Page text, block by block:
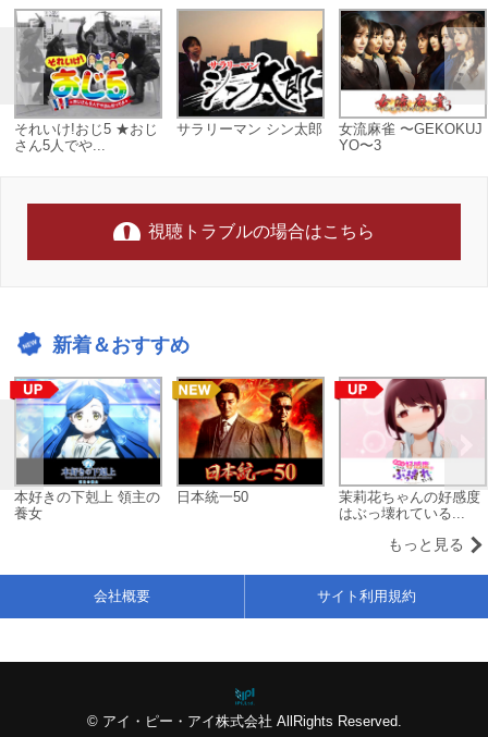
それいけ!おじ5 ★おじ
さん5人でや...
サラリーマン シン太郎
女流麻雀 〜GEKOKUJ
YO〜3
視聴トラブルの場合はこちら
新着＆おすすめ
本好きの下剋上 領主の
養女
日本統一50
茉莉花ちゃんの好感度
はぶっ壊れている...
もっと見る
© アイ・ピー・アイ株式会社 AllRights Reserved.
会社概要 サイト利用規約